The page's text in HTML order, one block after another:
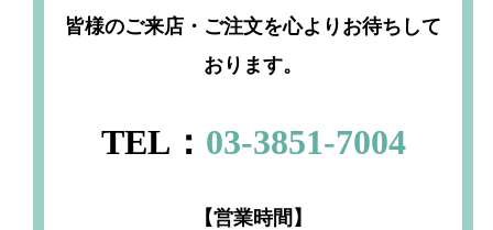
皆様のご来店・ご注文を心よりお待ちして
おります。
TEL： 03-3851-7004
【営業時間】